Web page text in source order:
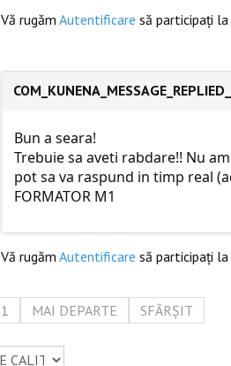
Vă rugăm Autentificare să participaţi la
Bun a seara!
Trebuie sa aveti rabdare!! Nu
pot sa va raspund in timp real
FORMATOR M1
Vă rugăm Autentificare să participaţi la
1 MAI DEPARTE SFÂRȘIT